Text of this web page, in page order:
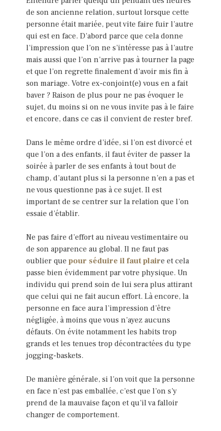
de son ancienne relation, surtout lorsque cette
personne était mariée, peut vite faire fuir l’autre
qui est en face. D’abord parce que cela donne
l’impression que l’on ne s’intéresse pas à l’autre
mais aussi que l’on n’arrive pas à tourner la page
et que l’on regrette finalement d’avoir mis fin à
son mariage. Votre ex-conjoint(e) vous en a fait
baver ? Raison de plus pour ne pas évoquer le
sujet, du moins si on ne vous invite pas à le faire
et encore, dans ce cas il convient de rester bref.
Dans le même ordre d’idée, si l’on est divorcé et
que l’on a des enfants, il faut éviter de passer la
soirée à parler de ses enfants à tout bout de
champ, d’autant plus si la personne n’en a pas et
ne vous questionne pas à ce sujet. Il est
important de se centrer sur la relation que l’on
essaie d’établir.
Ne pas faire d’effort au niveau vestimentaire ou
de son apparence au global. Il ne faut pas
oublier que pour séduire il faut plaire et cela
passe bien évidemment par votre physique. Un
individu qui prend soin de lui sera plus attirant
que celui qui ne fait aucun effort. Là encore, la
personne en face aura l’impression d’être
négligée, à moins que vous n’ayez aucuns
défauts. On évite notamment les habits trop
grands et les tenues trop décontractées du type
jogging-baskets.
De manière générale, si l’on voit que la personne
en face n’est pas emballée, c’est que l’on s’y
prend de la mauvaise façon et qu’il va falloir
changer de comportement.